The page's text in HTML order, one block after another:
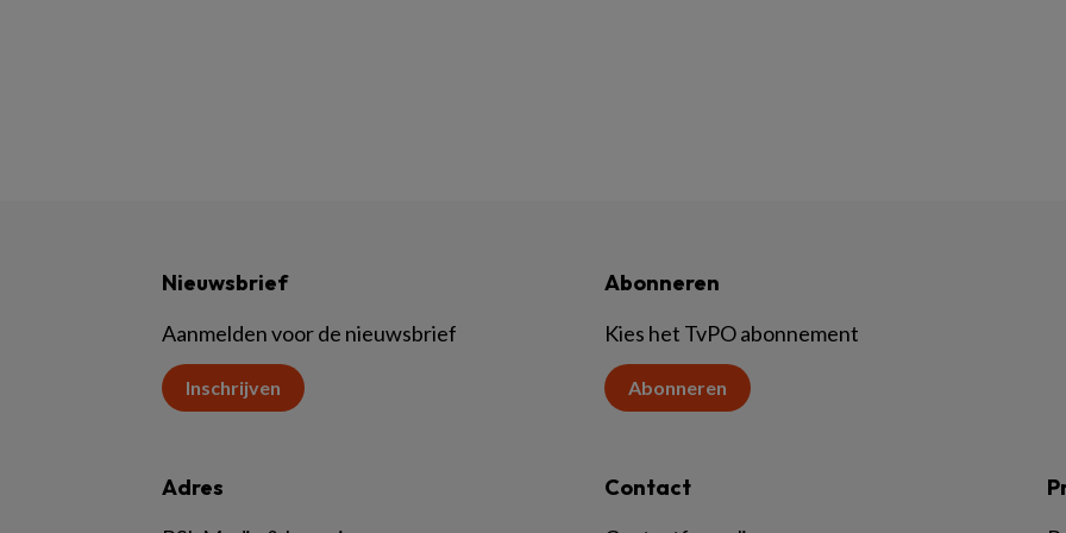
Nieuwsbrief
Aanmelden voor de nieuwsbrief
Inschrijven
Abonneren
Kies het TvPO abonnement
Abonneren
Adres Contact